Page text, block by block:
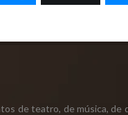
de teatro, de música, de